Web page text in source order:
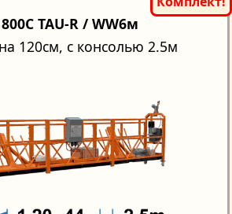
TAU-R / WW6м
120см, с консолью 2.5м